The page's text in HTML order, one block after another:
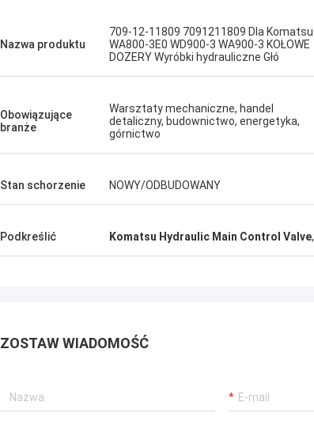
Nazwa produktu
709-12-11809 7091211809 Dla Komatsu
WA800-3E0 WD900-3 WA900-3 KOŁOWE
DOZERY Wyróbki hydrauliczne Głó
Obowiązujące
branże
Warsztaty mechaniczne, handel
detaliczny, budownictwo, energetyka,
górnictwo
Stan schorzenie NOWY/ODBUDOWANY
Podkreślić Komatsu Hydraulic Main Control Valve,
ZOSTAW WIADOMOŚĆ